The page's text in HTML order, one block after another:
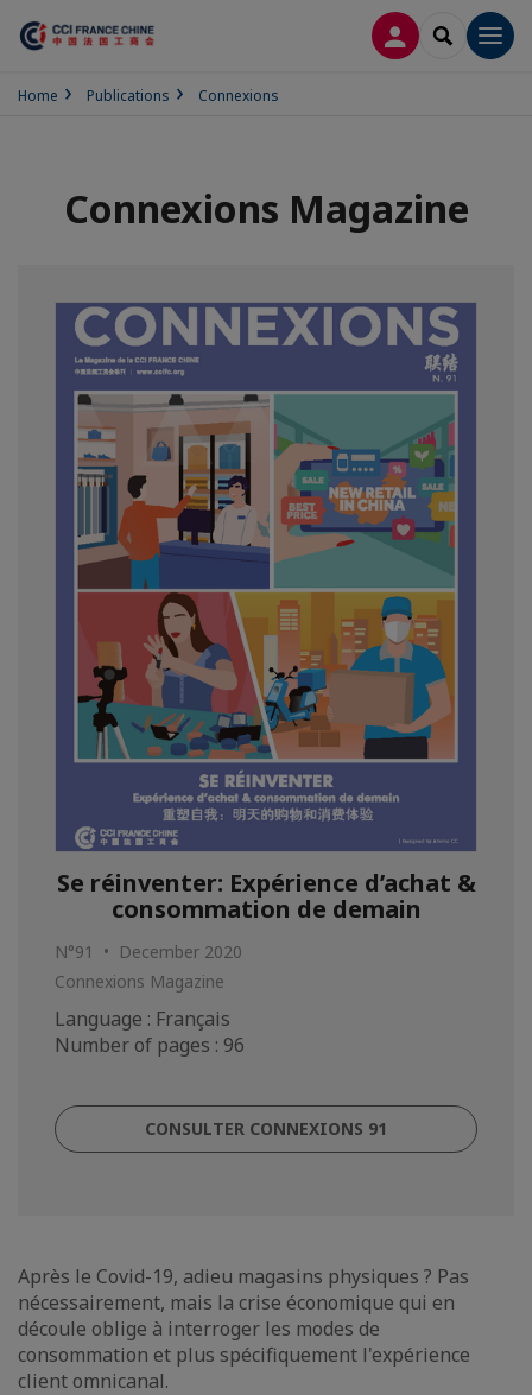
LOG INSEARCH
Home Publications Connexions
Connexions Magazine
Se réinventer: Expérience d’achat &
consommation de demain
N°91 • December 2020
Connexions Magazine
Language : Français
Number of pages : 96
CONSULTER CONNEXIONS 91
Après le Covid-19, adieu magasins physiques ? Pas
nécessairement, mais la crise économique qui en
découle oblige à interroger les modes de
consommation et plus spécifiquement l'expérience
client omnicanal.